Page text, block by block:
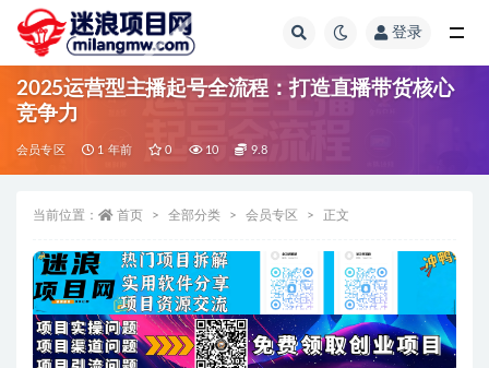
登录
2025运营型主播起号全流程：打造直播带货核心
竞争力
会员专区 1 年前 0 10 9.8
当前位置： 首页 全部分类 会员专区 正文
全部